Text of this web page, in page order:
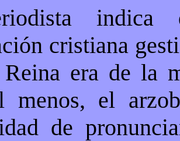
indica
cristiana
era de la
menos, el
de